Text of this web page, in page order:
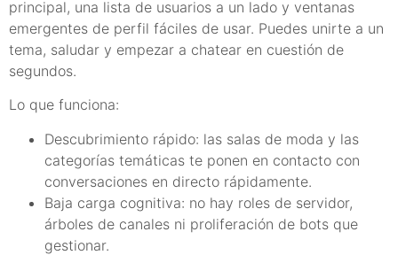
principal, una lista de usuarios a un lado y ventanas
emergentes de perfil fáciles de usar. Puedes unirte a un
tema, saludar y empezar a chatear en cuestión de
segundos.
Lo que funciona:
Descubrimiento rápido: las salas de moda y las
categorías temáticas te ponen en contacto con
conversaciones en directo rápidamente.
Baja carga cognitiva: no hay roles de servidor,
árboles de canales ni proliferación de bots que
gestionar.